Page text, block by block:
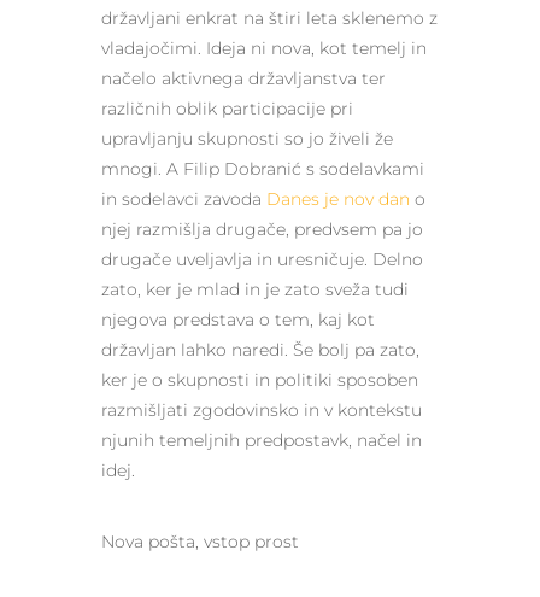
državljani enkrat na štiri leta sklenemo z
vladajočimi. Ideja ni nova, kot temelj in
načelo aktivnega državljanstva ter
različnih oblik participacije pri
upravljanju skupnosti so jo živeli že
mnogi. A Filip Dobranić s sodelavkami
in sodelavci zavoda Danes je nov dan o
njej razmišlja drugače, predvsem pa jo
drugače uveljavlja in uresničuje. Delno
zato, ker je mlad in je zato sveža tudi
njegova predstava o tem, kaj kot
državljan lahko naredi. Še bolj pa zato,
ker je o skupnosti in politiki sposoben
razmišljati zgodovinsko in v kontekstu
njunih temeljnih predpostavk, načel in
idej.
Nova pošta, vstop prost